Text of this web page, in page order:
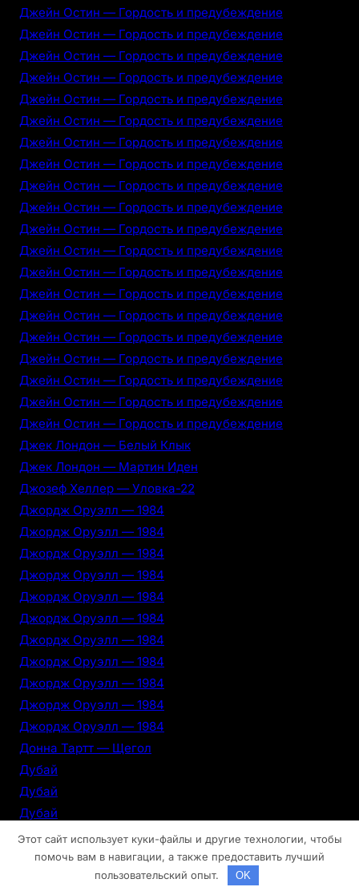
Джейн Остин — Гордость и предубеждение
Джейн Остин — Гордость и предубеждение
Джейн Остин — Гордость и предубеждение
Джейн Остин — Гордость и предубеждение
Джейн Остин — Гордость и предубеждение
Джейн Остин — Гордость и предубеждение
Джейн Остин — Гордость и предубеждение
Джейн Остин — Гордость и предубеждение
Джейн Остин — Гордость и предубеждение
Джейн Остин — Гордость и предубеждение
Джейн Остин — Гордость и предубеждение
Джейн Остин — Гордость и предубеждение
Джейн Остин — Гордость и предубеждение
Джейн Остин — Гордость и предубеждение
Джейн Остин — Гордость и предубеждение
Джейн Остин — Гордость и предубеждение
Джейн Остин — Гордость и предубеждение
Джейн Остин — Гордость и предубеждение
Джейн Остин — Гордость и предубеждение
Джейн Остин — Гордость и предубеждение
Джек Лондон — Белый Клык
Джек Лондон — Мартин Иден
Джозеф Хеллер — Уловка-22
Джордж Оруэлл — 1984
Джордж Оруэлл — 1984
Джордж Оруэлл — 1984
Джордж Оруэлл — 1984
Джордж Оруэлл — 1984
Джордж Оруэлл — 1984
Джордж Оруэлл — 1984
Джордж Оруэлл — 1984
Джордж Оруэлл — 1984
Джордж Оруэлл — 1984
Джордж Оруэлл — 1984
Донна Тартт — Щегол
Дубай
Дубай
Дубай
Дубай
Дубай
Этот сайт использует куки-файлы и другие технологии, чтобы
помочь вам в навигации, а также предоставить лучший
пользовательский опыт.
OK